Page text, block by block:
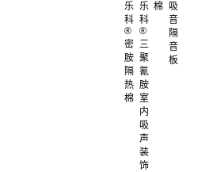
乐
科
®
密
胺
隔
热
棉
乐
科
®
三
聚
氰
胺
室
内
吸
声
装
饰
棉 吸
音
隔
音
板